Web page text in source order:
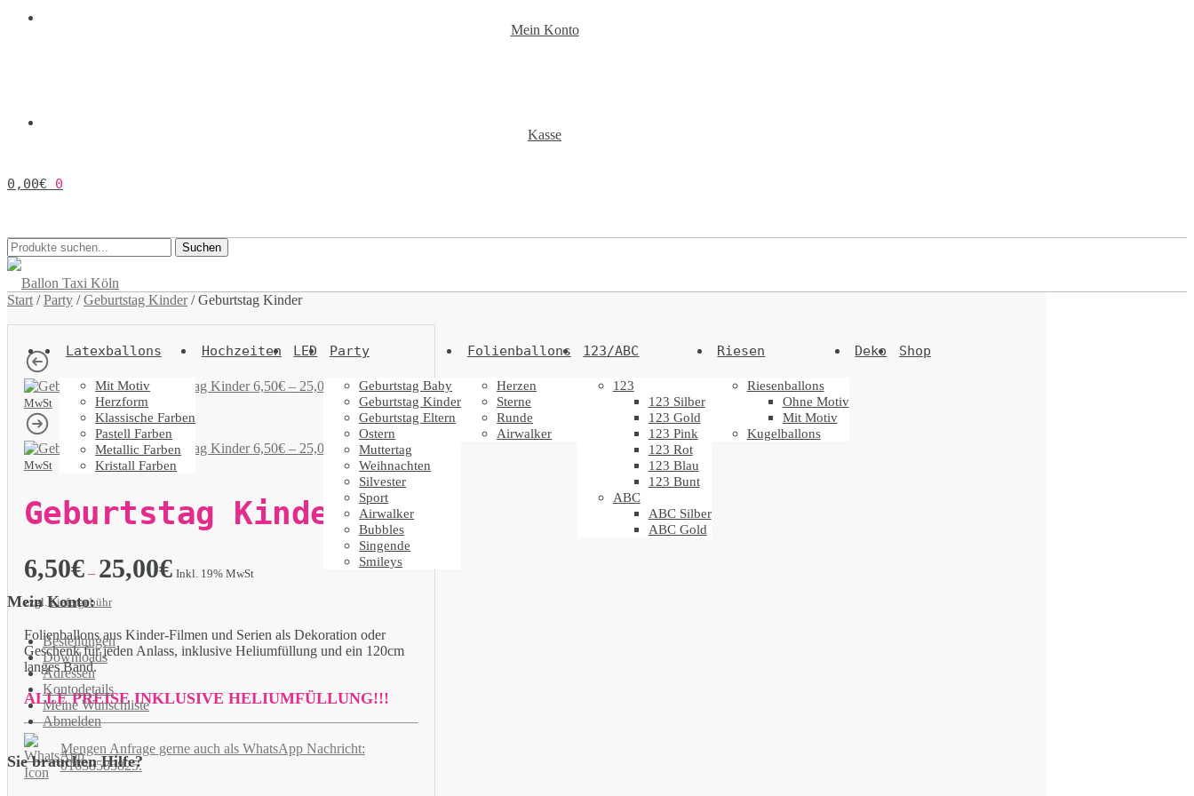
Mein Konto
Kasse
0,00€ 0
Suchen
nach:
Suchen
Latexballons
Mit Motiv
Herzform
Klassische Farben
Pastell Farben
Metallic Farben
Kristall Farben
Hochzeiten LED Party
Geburtstag Baby
Geburtstag Kinder
Geburtstag Eltern
Ostern
Muttertag
Weihnachten
Silvester
Sport
Airwalker
Bubbles
Singende
Smileys
Folienballons
Herzen
Sterne
Runde
Airwalker
123/ABC
123
123 Silber
123 Gold
123 Pink
123 Rot
123 Blau
123 Bunt
ABC
ABC Silber
ABC Gold
Riesen
Riesenballons
Ohne Motiv
Mit Motiv
Kugelballons
Deko Shop
Mein Konto:
Bestellungen
Downloads
Adressen
Kontodetails
Meine Wunschliste
Abmelden
Sie brauchen Hilfe?
Start /Party /Geburtstag Kinder/Geburtstag Kinder
Geburtstag Kinder 6,50€– 25,00
Inkl. 19%
MwSt
Geburtstag Kinder 6,50€– 25,00
Inkl. 19%
MwSt
Geburtstag Kinder
6,50€– 25,00€ Inkl. 19% MwSt
zzgl. Liefergebühr
Folienballons aus Kinder-Filmen und Serien als Dekoration oder
Geschenk für jeden Anlass, inklusive Heliumfüllung und ein 120cm
langes Band.
ALLE PREISE INKLUSIVE HELIUMFÜLLUNG!!!
Mengen Anfrage gerne auch als WhatsApp Nachricht:
01638585825.